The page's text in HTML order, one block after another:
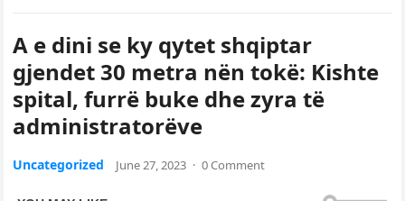
A e dini se ky qytet shqiptar
gjendet 30 metra nën tokë: Kishte
spital, furrë buke dhe zyra të
administratorëve
Uncategorized June 27, 2023 · 0 Comment